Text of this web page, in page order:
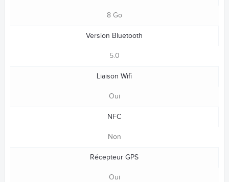
8 Go
Version Bluetooth
5.0
Liaison Wifi
Oui
NFC
Non
Récepteur GPS
Oui